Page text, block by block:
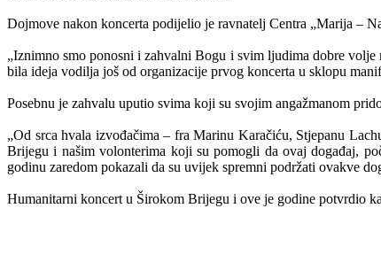
Dojmove nakon koncerta podijelio je ravnatelj Centra „Marija –
„Iznimno smo ponosni i zahvalni Bogu i svim ljudima dobre
bila ideja vodilja još od organizacije prvog koncerta u sklopu
Posebnu je zahvalu uputio svima koji su svojim angažmanom
„Od srca hvala izvođačima – fra Marinu Karačiću, Stjepanu
Brijegu i našim volonterima koji su pomogli da ovaj događaj,
godinu zaredom pokazali da su uvijek spremni podržati ovakve
Humanitarni koncert u Širokom Brijegu i ove je godine potvrdio